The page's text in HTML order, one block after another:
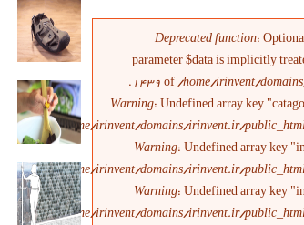
Deprecated function:
parameter $data is implicitly
1439of/home/irinvent/
Warning: Undefined array key
/home/irinvent/domains/irinvent.ir/
Warning: Undefined array key
/home/irinvent/domains/irinvent.ir/
Warning: Undefined array key
/home/irinvent/domains/irinvent.ir/